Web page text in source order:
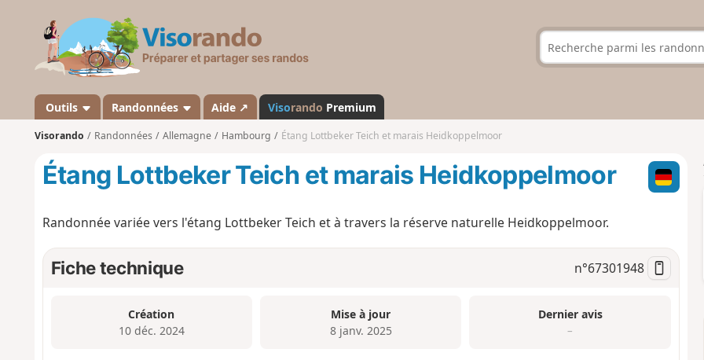
s
a
n
d
Outils Randonnées Aide ↗ Visorando Premium
Visorando Randonnées Allemagne Hambourg Étang Lottbeker Teich et marais Heidkoppelmoor
Étang Lottbeker Teich et marais Heidkoppelmoor
Randonnée variée vers l'étang Lottbeker Teich et à travers la réserve naturelle Heidkoppelmoor.
Fiche technique n°67301948
Création
10 déc. 2024
Mise à jour
8 janv. 2025
Dernier avis
–